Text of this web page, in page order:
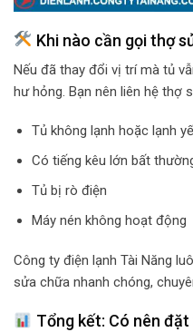
Khi nào cần gọi thợ
Nếu đã thay đổi vị trí mà tủ
hư hỏng. Bạn nên liên hệ thợ
Tủ không lạnh hoặc lạnh
Có tiếng kêu lớn bất
Tủ bị rò điện
Máy nén không hoạt động
Công ty điện lạnh Tài Năng
sửa chữa nhanh chóng,
Tổng kết: Có nên